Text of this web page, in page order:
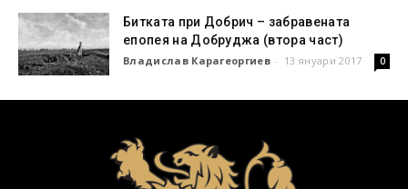
Битката при Добрич – забравената
епопея на Добруджа (втора част)
Владислав Карагеоргиев - 13 януари 2017 0